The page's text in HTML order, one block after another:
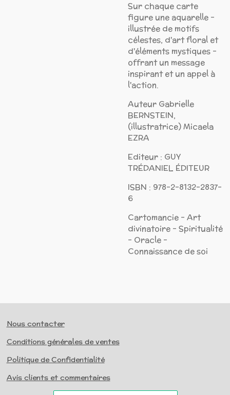
Sur chaque carte
figure une aquarelle -
illustrée de motifs
célestes, d'art floral et
d'éléments mystiques -
offrant un message
inspirant et un appel à
l'action.
Auteur Gabrielle
BERNSTEIN,
(illustratrice) Micaela
EZRA
Editeur : GUY
TRÉDANIEL ÉDITEUR
ISBN : 978-2-8132-2837-
6
Cartomancie - Art
divinatoire - Spiritualité
- Oracle -
Connaissance de soi
Nous contacter
Conditions générales de ventes
Politique de Confidentialité
Avis clients et commentaires